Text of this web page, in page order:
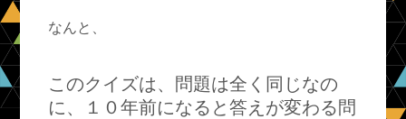
なんと、
このクイズは、問題は全く同じなの
に、１０年前になると答えが変わる問